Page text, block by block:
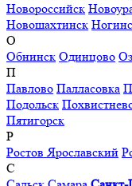
Новороссийск
Новошахтинск
О
Обнинск Одинцово
П
Павлово Палласовка
Подольск
Пятигорск
Р
Ростов Ярославский
С